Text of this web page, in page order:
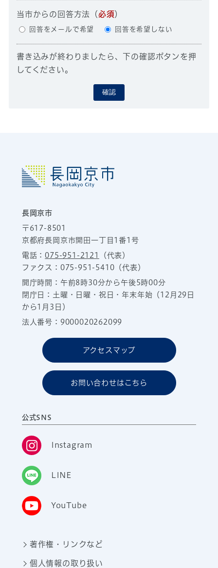
当市からの回答方法 （必須）
回答をメールで希望 回答を希望しない
書き込みが終わりましたら、下の確認ボタンを押
してください。
確認
長岡京市
〒617-8501
京都府長岡京市開田一丁目1番1号
電話：075-951-2121
（代表）
ファクス：075-951-5410（代表）
開庁時間：午前8時30分から午後5時00分
閉庁日：土曜・日曜・祝日・年末年始（12月29日
から1月3日）
法人番号：9000020262099
アクセスマップ
お問い合わせはこちら
公式SNS
Instagram
LINE
YouTube
著作権・リンクなど
個人情報の取り扱い